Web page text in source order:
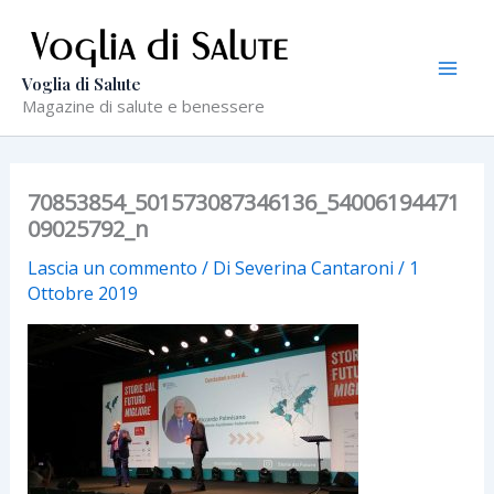
contenuto
Voglia di Salute
Magazine di salute e benessere
70853854_501573087346136_54006194471
09025792_n
Lascia un commento / Di Severina Cantaroni / 1
Ottobre 2019